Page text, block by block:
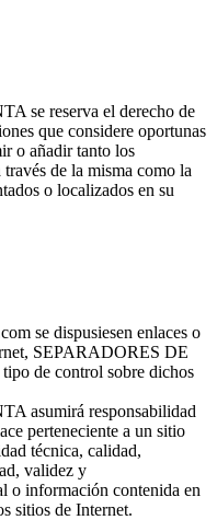
se reserva el derecho de
que considere oportunas
o añadir tanto los
de la misma como la
o localizados en su
se dispusiesen enlaces o
SEPARADORES DE
de control sobre dichos
asumirá responsabilidad
perteneciente a un sitio
técnica, calidad,
validez y
o información contenida en
sitios de Internet.